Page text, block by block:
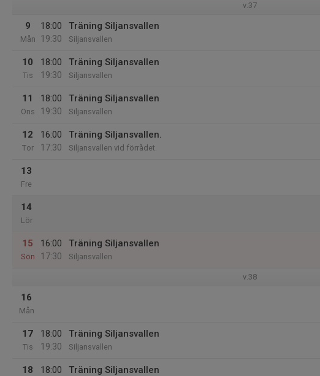
v.37
9
Mån
18:00
19:30
Träning Siljansvallen
Siljansvallen
10
Tis
18:00
19:30
Träning Siljansvallen
Siljansvallen
11
Ons
18:00
19:30
Träning Siljansvallen
Siljansvallen
12
Tor
16:00
17:30
Träning Siljansvallen.
Siljansvallen vid förrådet.
13
Fre
14
Lör
15
Sön
16:00
17:30
Träning Siljansvallen
Siljansvallen
v.38
16
Mån
17
Tis
18:00
19:30
Träning Siljansvallen
Siljansvallen
18
18:00
Träning Siljansvallen